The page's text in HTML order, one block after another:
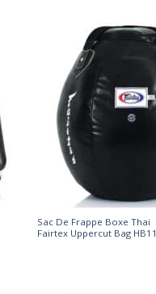
Sac De Frappe Boxe Thai
Fairtex Uppercut Bag HB11